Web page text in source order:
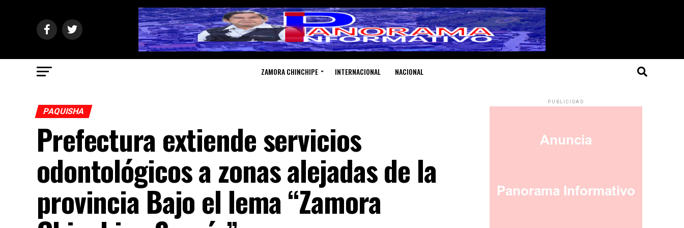
ZAMORA CHINCHIPE INTERNACIONAL NACIONAL
PAQUISHA
Prefectura extiende servicios
odontológicos a zonas alejadas de la
provincia Bajo el lema “Zamora
PUBLICIDAD